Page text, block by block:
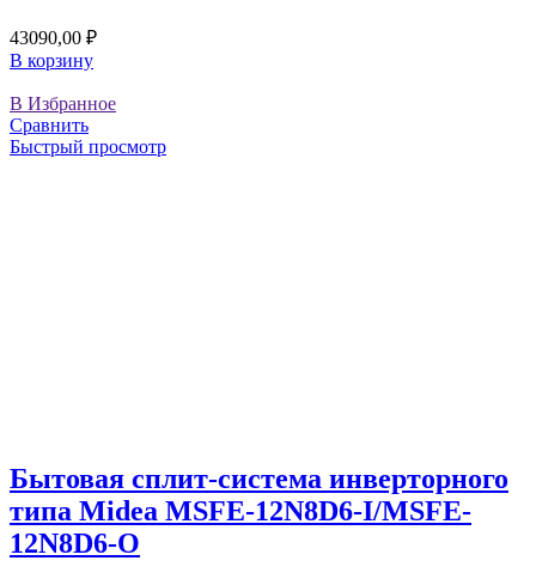
43090,00 ₽
В корзину
В Избранное
Сравнить
Быстрый просмотр
Бытовая сплит-система инверторного
типа Midea MSFE-12N8D6-I/MSFE-
12N8D6-O